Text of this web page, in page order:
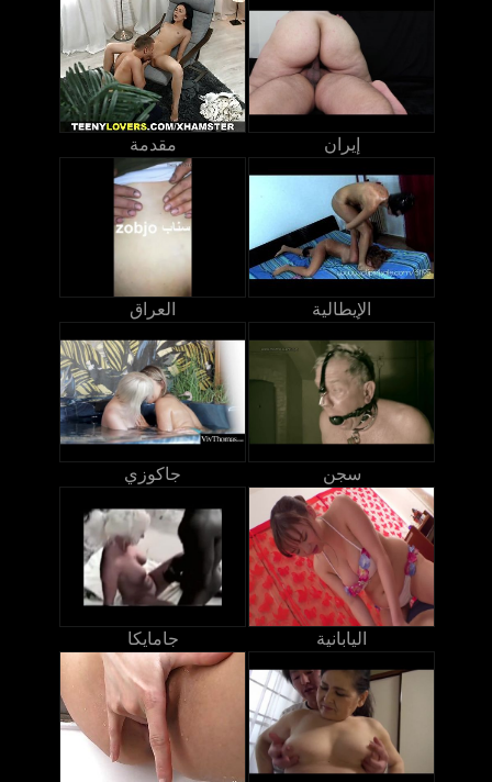
مقدمة إيران
العراق الإيطالية
جاكوزي سجن
جامايكا اليابانية